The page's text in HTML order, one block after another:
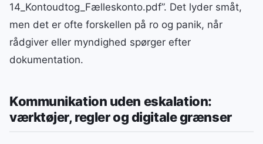
14_Kontoudtog_Fælleskonto.pdf”. Det lyder småt,
men det er ofte forskellen på ro og panik, når
rådgiver eller myndighed spørger efter
dokumentation.
Kommunikation uden eskalation:
værktøjer, regler og digitale grænser